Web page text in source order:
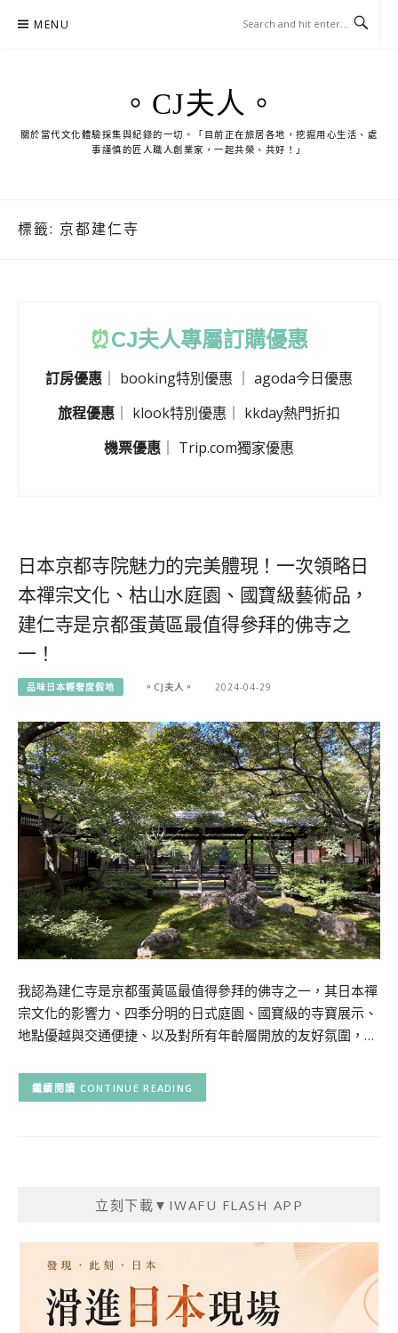
MENU
。CJ夫人。
關於當代文化體驗採集與紀錄的一切。「目前正在旅居各地，挖掘用心生活、處
事謹慎的匠人職人創業家，一起共榮、共好！」
標籤: 京都建仁寺
⏰CJ夫人專屬訂購優惠
訂房優惠 booking特別優惠
agoda今日優惠
旅程優惠
klook特別優惠
kkday熱門折扣
機票優惠
Trip.com獨家優惠
日本京都寺院魅力的完美體現！一次領略日
本禪宗文化、枯山水庭園、國寶級藝術品，
建仁寺是京都蛋黃區最值得參拜的佛寺之
一！
品味日本輕奢度假地 。CJ夫人。 2024-04-29
我認為建仁寺是京都蛋黃區最值得參拜的佛寺之一，其日本禪
宗文化的影響力、四季分明的日式庭園、國寶級的寺寶展示、
地點優越與交通便捷、以及對所有年齡層開放的友好氛圍，…
CONTINUE READING
立刻下載▼IWAFU FLASH APP